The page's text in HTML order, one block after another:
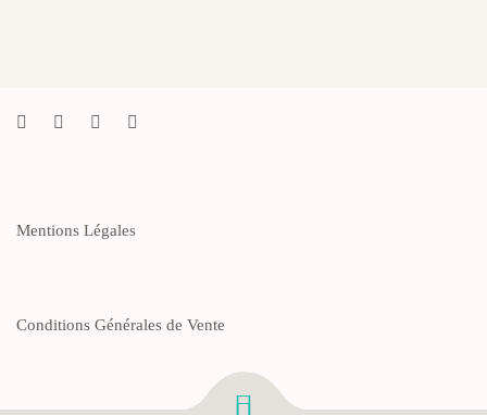
Mentions Légales
Conditions Générales de Vente